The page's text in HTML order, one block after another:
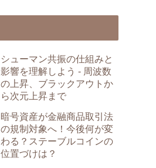
シューマン共振の仕組みと
影響を理解しよう - 周波数
の上昇、ブラックアウトか
ら次元上昇まで
暗号資産が金融商品取引法
の規制対象へ！今後何が変
わる？ステーブルコインの
位置づけは？